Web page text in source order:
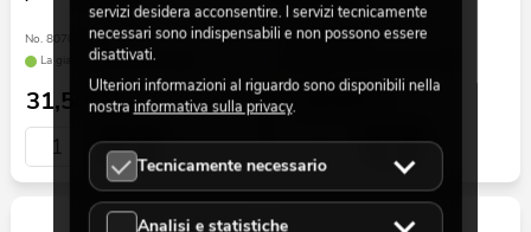
No. 80702776
La giacenza è di circa 12 sett.
31,50€
No. 8070278M
129,00€
servizi desidera acconsentire. I servizi tecnicamente
necessari sono indispensabili e non possono essere
disattivati.
Ulteriori informazioni al riguardo sono disponibili nella
nostra informativa sulla privacy.
Tecnicamente necessario
Analisi e statistiche